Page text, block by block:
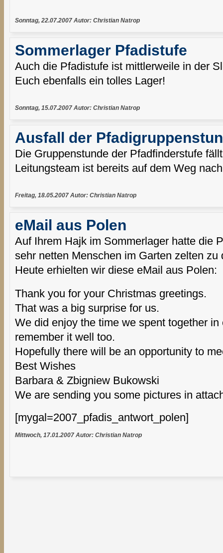
Sonntag, 22.07.2007 Autor: Christian Natrop
Sommerlager Pfadistufe
Auch die Pfadistufe ist mittlerweile in der
Euch ebenfalls ein tolles Lager!
Sonntag, 15.07.2007 Autor: Christian Natrop
Ausfall der
Die Gruppenstunde der Pfadfinderstufe
Leitungsteam ist bereits auf dem Weg
Freitag, 18.05.2007 Autor: Christian Natrop
eMail aus Polen
Auf Ihrem Hajk im Sommerlager hatte die
sehr netten Menschen im Garten zelten zu
Heute erhielten wir diese eMail aus Polen:
Thank you for your Christmas greetings.
That was a big surprise for us.
We did enjoy the time we spent together
remember it well too.
Hopefully there will be an opportunity to
Best Wishes
Barbara & Zbigniew Bukowski
We are sending you some pictures in
[mygal=2007_pfadis_antwort_polen]
Mittwoch, 17.01.2007 Autor: Christian Natrop